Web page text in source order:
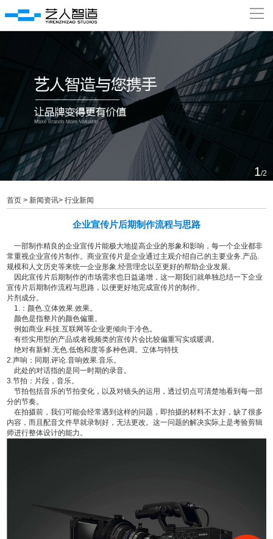
瀵
埅
关于我们
经典案例
新闻资讯
联系我们
1/2
首页 >新闻资讯>行业新闻
企业宣传片后期制作流程与思路
一部制作精良的企业宣传片能极大地提高企业的形象和影响，每一个企业都非
常重视企业宣传片制作。商业宣传片是企业通过主观介绍自己的主要业务.产品.
规模和人文历史等来统一企业形象.经营理念以至更好的帮助企业发展。
因此宣传片后期制作的市场需求也日益递增，这一期我们就单独总结一下企业
宣传片后期制作流程与思路，以便更好地完成宣传片的制作。
片剂成分。
1.：颜色.立体效果.效果。
颜色是指整片的颜色偏重。
例如商业.科技.互联网等企业更倾向于冷色。
有些实用型的产品或者视频类的宣传片会比较偏重写实或暖调。
绝对有新鲜.无色.低饱和度等多种色调。立体与特技
2.声响：同期.评论.音响效果.音乐。
此处的对话指的是同一时期的录音。
3.节拍：片段，音乐。
节拍包括音乐的节拍变化，以及对镜头的运用，透过切点可清楚地看到每一部
分的节奏。
在拍摄前，我们可能会经常遇到这样的问题，即拍摄的材料不太好，缺了很多
内容，而且配音文件早就录制好，无法更改。这一问题的解决实际上是考验剪辑
师进行整体设计的能力。